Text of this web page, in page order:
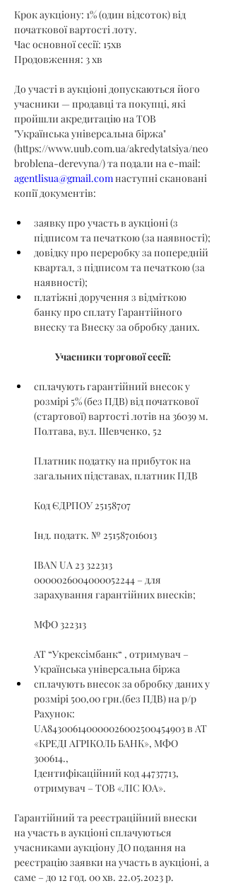
Крок аукціону: 1% (один відсоток) від
початкової вартості лоту.
Час основної сесії: 15хв
Продовження: 3 хв
До участі в аукціоні допускаються його
учасники — продавці та покупці, які
пройшли акредитацію на ТОВ
"Українська універсальна біржа"
(https://www.uub.com.ua/akredytatsiya/neo
broblena-derevyna/) та подали на e-mail:
agentlisua@gmail.com наступні скановані
копії документів:
заявку про участь в аукціоні (з
підписом та печаткою (за наявності);
довідку про переробку за попередній
квартал, з підписом та печаткою (за
наявності);
платіжні доручення з відміткою
банку про сплату Гарантійного
внеску та Внеску за обробку даних.
Учасники торгової сесії:
сплачують гарантійний внесок у
розмірі 5% (без ПДВ) від початкової
(стартової) вартості лотів на 36039 м.
Полтава, вул. Шевченко, 52
Платник податку на прибуток на
загальних підставах, платник ПДВ
Код ЄДРПОУ 25158707
Інд. податк. № 251587016013
IBAN UA 23 322313
0000026004000052244 – для
зарахування гарантійних внесків;
МФО 322313
АТ “Укрексімбанк“ , отримувач –
Українська універсальна біржа
сплачують внесок за обробку даних у
розмірі 500,00 грн.(без ПДВ) на р/р
Рахунок:
UA843006140000026002500454903 в АТ
«КРЕДІ АГРІКОЛЬ БАНК», МФО
300614.,
Ідентифікаційний код 44737713,
отримувач – ТОВ «ЛІС ЮА».
Гарантійний та реєстраційний внески
на участь в аукціоні сплачуються
учасниками аукціону ДО подання на
реєстрацію заявки на участь в аукціоні, а
саме – до 12 год. 00 хв. 22.05.2023 р.